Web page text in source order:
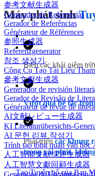
参考文献生成器
Generador de Referencias
Gerador de Referências
Générateur de Références
参照生成器
Referenzgenerator
참조 생성기
Công Cụ Tạo Tài Liệu
參考文獻生成器
Generador de revisión
Gerador de Revisão de
Générateur de revue de
AI文献レビュー生成器
KI Literaturübersichts-
AI 문헌 리뷰 작성기
Trình tạo tổng quan văn học
人工智能文献综述生成器
人工智慧文獻回顧生成器
Generador de Escritura con
Máy phát sinh
Biến các khái niệm
Vượt qua bế tắc
Phát triểncác khung
trong vài phút,
Tạo Tuyên bố của Bạn